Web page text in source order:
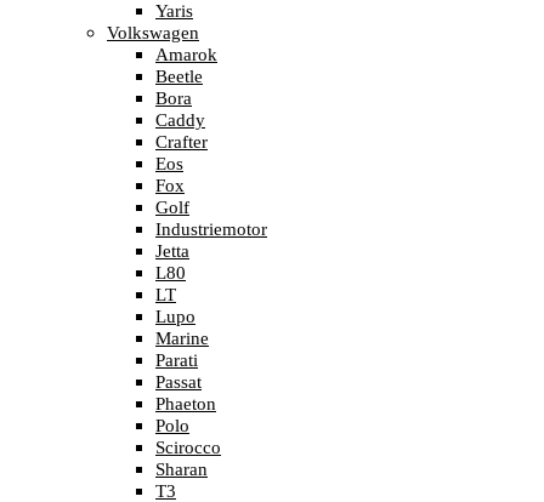
Yaris
Volkswagen
Amarok
Beetle
Bora
Caddy
Crafter
Eos
Fox
Golf
Industriemotor
Jetta
L80
LT
Lupo
Marine
Parati
Passat
Phaeton
Polo
Scirocco
Sharan
T3